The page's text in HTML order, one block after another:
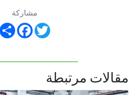
مشاركة
Share
FacebookTwitter
مقالات مرتبطة